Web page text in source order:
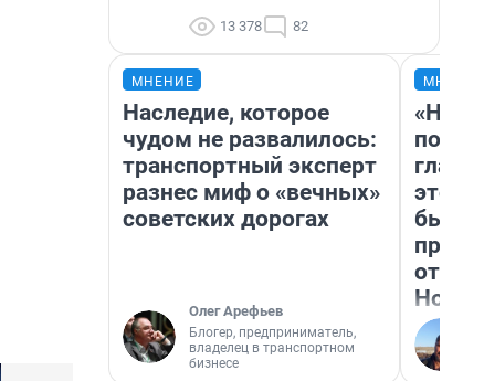
13 378 82
МНЕНИЕ
Наследие, которое
чудом не развалилось:
транспортный эксперт
разнес миф о «вечных»
советских дорогах
Олег Арефьев
Блогер, предприниматель,
владелец в транспортном
бизнесе
этого
бьет